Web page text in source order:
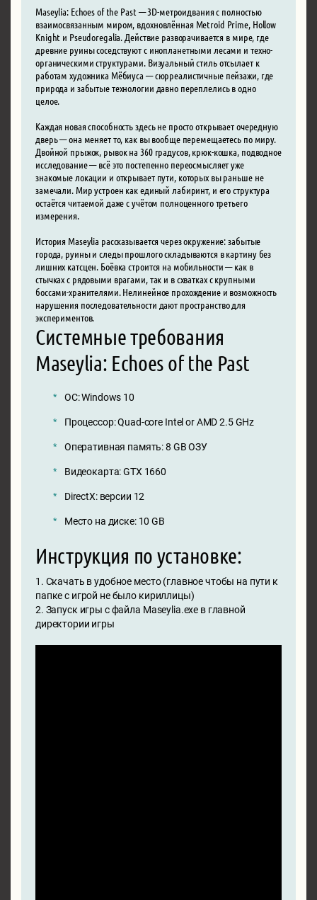
Maseylia: Echoes of the Past — 3D-метроидвания с полностью
взаимосвязанным миром, вдохновлённая Metroid Prime, Hollow
Knight и Pseudoregalia. Действие разворачивается в мире, где
древние руины соседствуют с инопланетными лесами и техно-
органическими структурами. Визуальный стиль отсылает к
работам художника Мёбиуса — сюрреалистичные пейзажи, где
природа и забытые технологии давно переплелись в одно
целое.
Каждая новая способность здесь не просто открывает очередную
дверь — она меняет то, как вы вообще перемещаетесь по миру.
Двойной прыжок, рывок на 360 градусов, крюк-кошка, подводное
исследование — всё это постепенно переосмысляет уже
знакомые локации и открывает пути, которых вы раньше не
замечали. Мир устроен как единый лабиринт, и его структура
остаётся читаемой даже с учётом полноценного третьего
измерения.
История Maseylia рассказывается через окружение: забытые
города, руины и следы прошлого складываются в картину без
лишних катсцен. Боёвка строится на мобильности — как в
стычках с рядовыми врагами, так и в схватках с крупными
боссами-хранителями. Нелинейное прохождение и возможность
нарушения последовательности дают пространство для
экспериментов.
Системные требования
Maseylia: Echoes of the Past
ОС: Windows 10
Процессор: Quad-core Intel or AMD 2.5 GHz
Оперативная память: 8 GB ОЗУ
Видеокарта: GTX 1660
DirectX: версии 12
Место на диске: 10 GB
Инструкция по установке:
1. Скачать в удобное место (главное чтобы на пути к
папке с игрой не было кириллицы)
2. Запуск игры с файла Maseylia.exe в главной
директории игры